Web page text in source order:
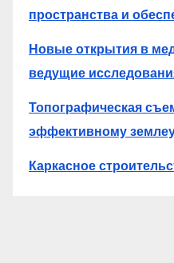
пространства и
Новые открытия в
ведущие
Топографическая
эффективному
Каркасное